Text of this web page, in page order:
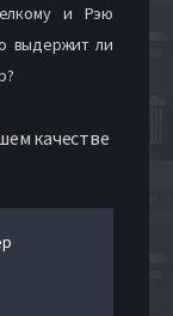
и Рэю
выдержит ли
качестве